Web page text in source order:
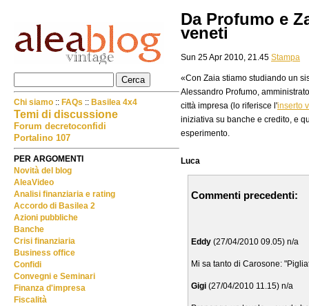
Da Profumo e
veneti
Sun 25 Apr 2010, 21.45 Stampa
«Con Zaia stiamo studiando un
Alessandro Profumo,
città impresa (lo riferisce l'inserto
iniziativa su banche e credito, e
esperimento.
Luca
Commenti precedenti:
Eddy (27/04/2010 09.05) n/a
Mi sa tanto di Carosone:
Gigi (27/04/2010 11.15) n/a
Chi siamo :: FAQs :: Basilea 4x4
Temi di discussione
Forum decretoconfidi
Portalino 107
PER ARGOMENTI
Novità del blog
AleaVideo
Analisi finanziaria e rating
Accordo di Basilea 2
Azioni pubbliche
Banche
Crisi finanziaria
Business office
Confidi
Convegni e Seminari
Finanza d'impresa
Fiscalità